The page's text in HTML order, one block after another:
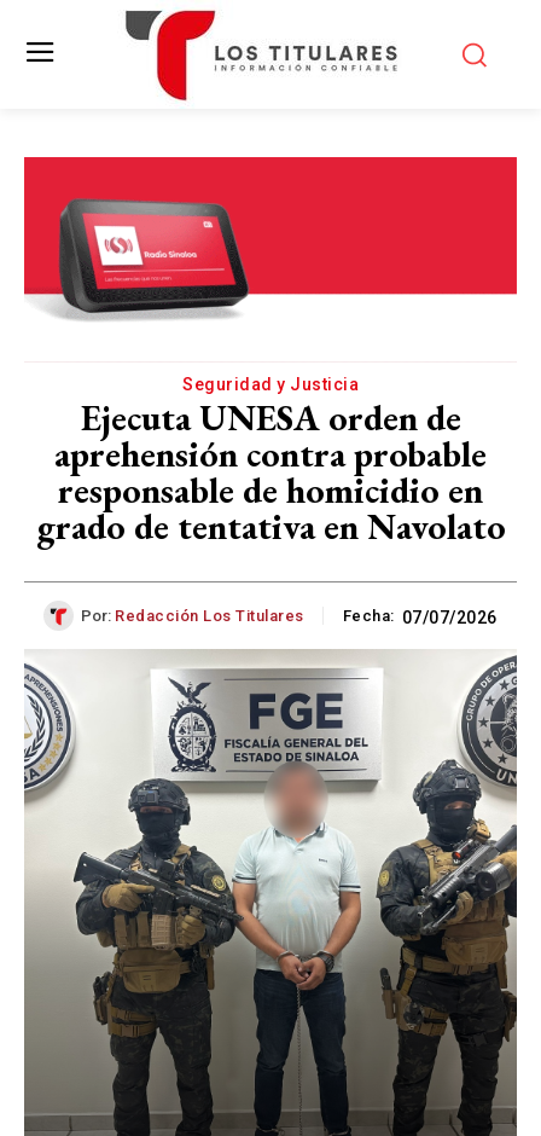
Seguridad y Justicia
Ejecuta UNESA orden de
aprehensión contra probable
responsable de homicidio en
grado de tentativa en Navolato
Por: Redacción Los Titulares Fecha: 07/07/2026